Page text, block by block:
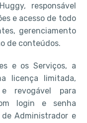
responsável
e acesso de todo
gerenciamento
de conteúdos.
e os Serviços, a
licença limitada,
revogável para
login e senha
Administrador e